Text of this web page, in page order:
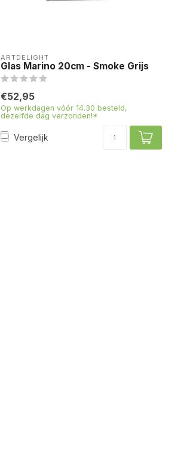
ARTDELIGHT
Glas Marino 20cm - Smoke Grijs
€52,95
Op werkdagen vóór 14.30 besteld,
dezelfde dag verzonden!*
Vergelijk